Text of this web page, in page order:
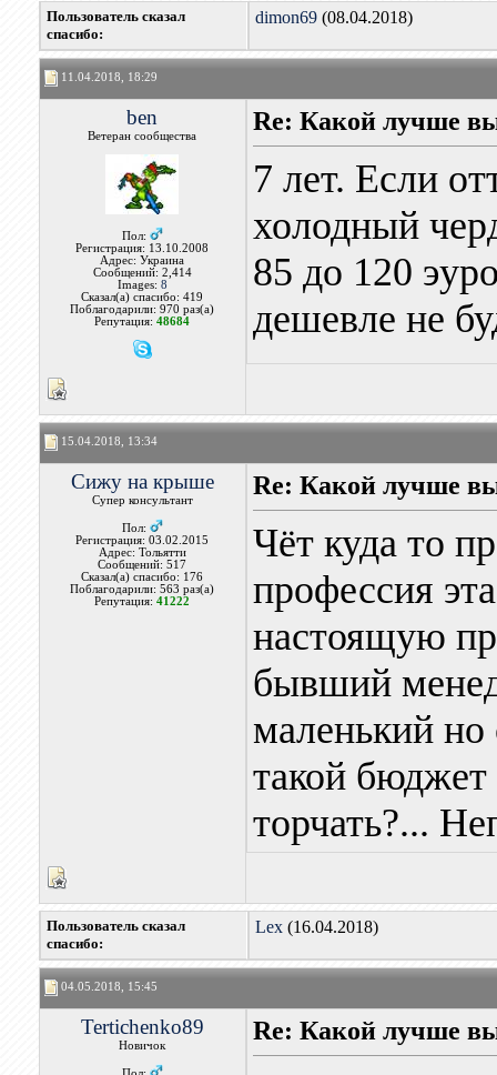
Пользователь сказал
cпасибо:
dimon69(08.04.2018)
11.04.2018, 18:29
ben
Ветеран сообщества
Пол:
Регистрация: 13.10.2008
Адрес: Украина
Сообщений: 2,414
Images: 8
Сказал(а) спасибо: 419
Поблагодарили: 970 раз(а)
Репутация:48684
Re: Какой лучше
7 лет. Если
холодный
85 до 120
дешевле не
15.04.2018, 13:34
Сижу на крыше
Супер консультант
Пол:
Регистрация: 03.02.2015
Адрес: Тольятти
Сообщений: 517
Сказал(а) спасибо: 176
Поблагодарили: 563 раз(а)
Репутация:41222
Re: Какой лучше
Чёт куда то
профессия
настоящую
бывший
маленький но
такой
торчать?...
Пользователь сказал
cпасибо:
Lex(16.04.2018)
04.05.2018, 15:45
Tertichenko89
Новичок
Re: Какой лучше